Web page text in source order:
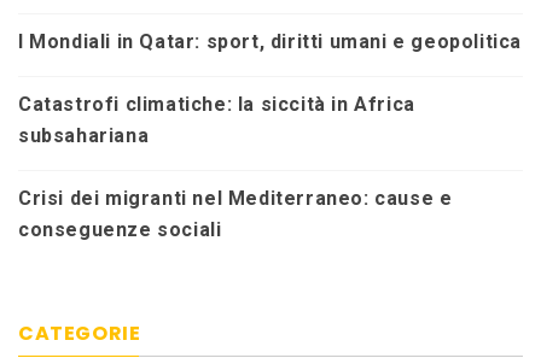
I Mondiali in Qatar: sport, diritti umani e geopolitica
Catastrofi climatiche: la siccità in Africa
subsahariana
Crisi dei migranti nel Mediterraneo: cause e
conseguenze sociali
CATEGORIE